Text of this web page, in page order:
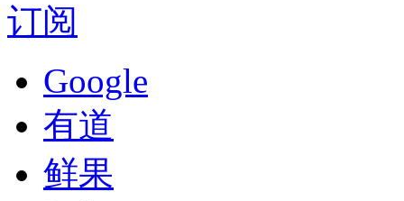
订阅
Google
有道
鲜果